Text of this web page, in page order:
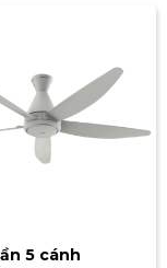
năng bảo vệ:
an toàn, dây
công tắc an
5 cánh